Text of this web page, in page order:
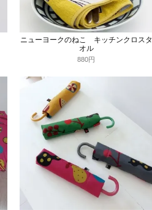
ニューヨークのねこ キッチンクロスタ
オル
880円